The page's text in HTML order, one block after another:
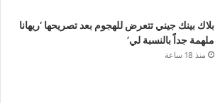
بلاك بينك جيني تتعرض للهجوم بعد تصريحها ‘ريهانا
ملهمة جداً بالنسبة لي’
منذ 18 ساعة